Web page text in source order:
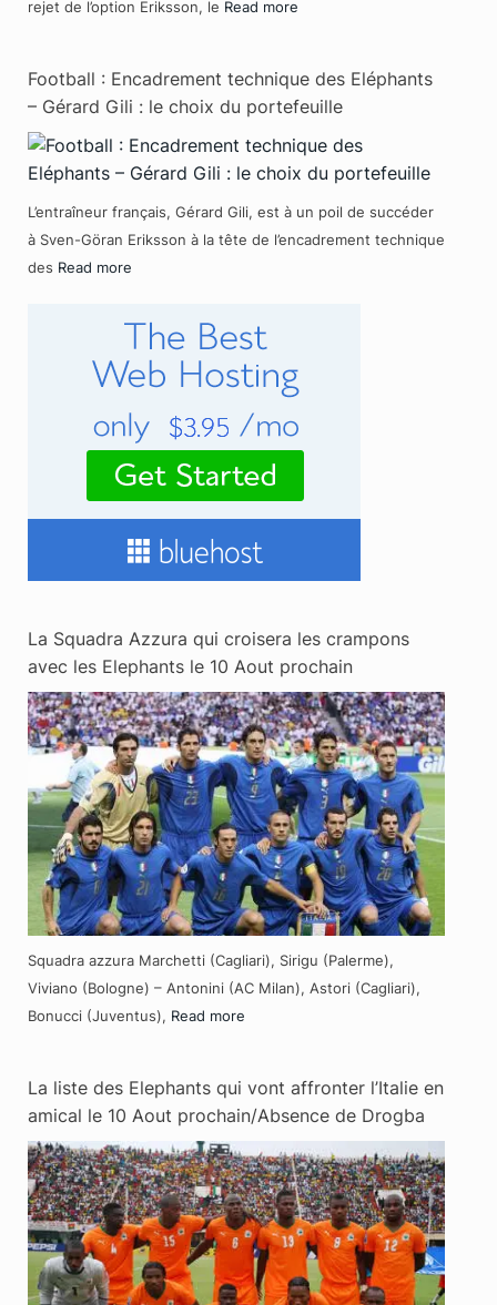
rejet de l’option Eriksson, le Read more
Football : Encadrement technique des Eléphants
– Gérard Gili : le choix du portefeuille
L’entraîneur français, Gérard Gili, est à un poil de succéder
à Sven-Göran Eriksson à la tête de l’encadrement technique
des Read more
La Squadra Azzura qui croisera les crampons
avec les Elephants le 10 Aout prochain
Squadra azzura Marchetti (Cagliari), Sirigu (Palerme),
Viviano (Bologne) – Antonini (AC Milan), Astori (Cagliari),
Bonucci (Juventus), Read more
La liste des Elephants qui vont affronter l’Italie en
amical le 10 Aout prochain/Absence de Drogba